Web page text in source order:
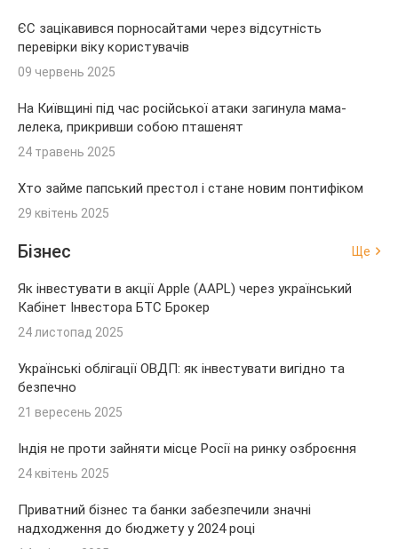
ЄС зацікавився порносайтами через відсутність
перевірки віку користувачів
09 червень 2025
На Київщині під час російської атаки загинула мама-
лелека, прикривши собою пташенят
24 травень 2025
Хто займе папський престол і стане новим понтифіком
29 квітень 2025
Бізнес Ще
Як інвестувати в акції Apple (AAPL) через український
Кабінет Інвестора БТС Брокер
24 листопад 2025
Українські облігації ОВДП: як інвестувати вигідно та
безпечно
21 вересень 2025
Індія не проти зайняти місце Росії на ринку озброєння
24 квітень 2025
Приватний бізнес та банки забезпечили значні
надходження до бюджету у 2024 році